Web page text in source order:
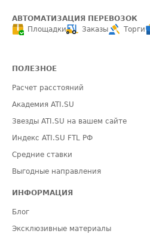
АВТОМАТИЗАЦИЯ ПЕРЕВОЗОК
Площадки
Заказы Торги
ПОЛЕЗНОЕ
Расчет расстояний
Академия ATI.SU
Звезды ATI.SU на вашем сайте
Индекс ATI.SU FTL РФ
Средние ставки
Выгодные направления
ИНФОРМАЦИЯ
Блог
Эксклюзивные материалы